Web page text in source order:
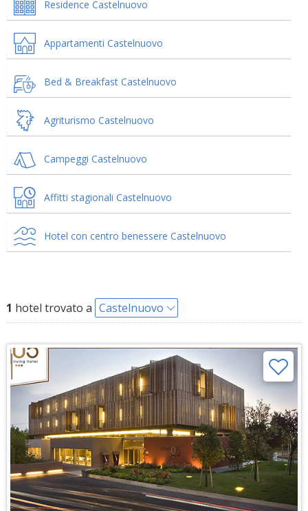
Residence Castelnuovo
Appartamenti Castelnuovo
Bed & Breakfast Castelnuovo
Agriturismo Castelnuovo
Campeggi Castelnuovo
Affitti stagionali Castelnuovo
Hotel con centro benessere Castelnuovo
1 hotel trovato a Castelnuovo